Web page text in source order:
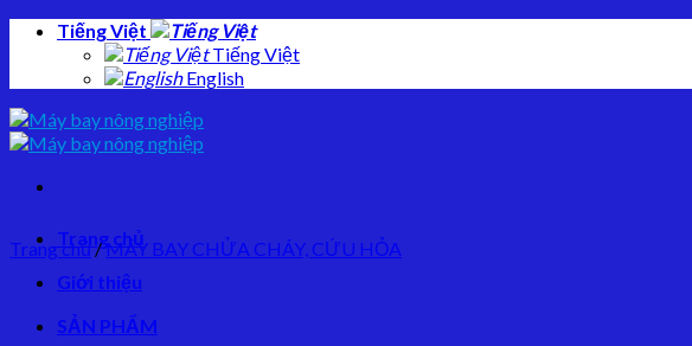
Skip
Tiếng Việt
Tiếng Việt
English
Trang chủ
Giới thiệu
SẢN PHẨM
Trang chủ/MÁY BAY CHỬA CHÁY, CỨU HỎA